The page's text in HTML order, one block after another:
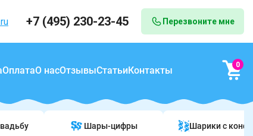
+7 (495) 230-23-45 Перезвоните мне
ОплатаО насОтзывыСтатьиКонтакты 0
Шары-цифры Шарики c